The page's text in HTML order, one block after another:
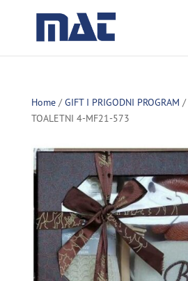
Home/GIFT I PRIGODNI PROGRAM /
TOALETNI 4-MF21-573